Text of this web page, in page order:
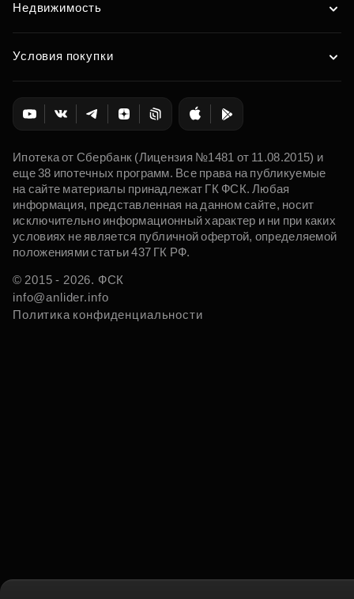
Недвижимость
Условия покупки
Ипотека от Сбербанк (Лицензия №1481 от 11.08.2015) и
еще 38 ипотечных программ. Все права на публикуемые
на сайте материалы принадлежат ГК ФСК. Любая
информация, представленная на данном сайте, носит
исключительно информационный характер и ни при каких
условиях не является публичной офертой, определяемой
положениями статьи 437 ГК РФ.
© 2015 - 2026. ФСК
info@anlider.info
Политика конфиденциальности